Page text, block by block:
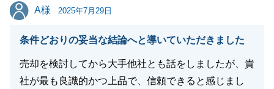
閉じる
A様
A様 2025年7月29日
条件どおりの妥当な結論へと導いていただきました
売却を検討してから大手他社とも話をしましたが、貴
社が最も良識的かつ上品で、信頼できると感じまし